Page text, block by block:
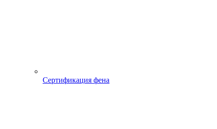
Сертификация фена